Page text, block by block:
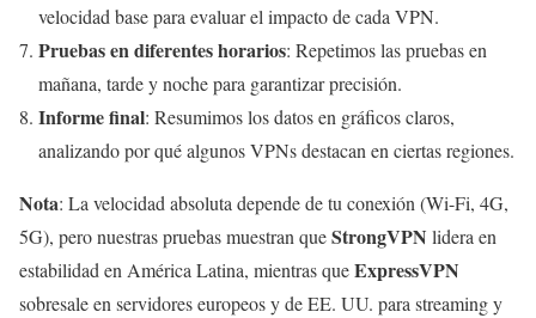
velocidad base para evaluar el impacto de cada VPN.
Pruebas en diferentes horarios: Repetimos las pruebas en
mañana, tarde y noche para garantizar precisión.
Informe final: Resumimos los datos en gráficos claros,
analizando por qué algunos VPNs destacan en ciertas regiones.
Nota: La velocidad absoluta depende de tu conexión (Wi-Fi, 4G,
5G), pero nuestras pruebas muestran queStrongVPN lidera en
estabilidad en América Latina, mientras queExpressVPN
sobresale en servidores europeos y de EE. UU. para streaming y